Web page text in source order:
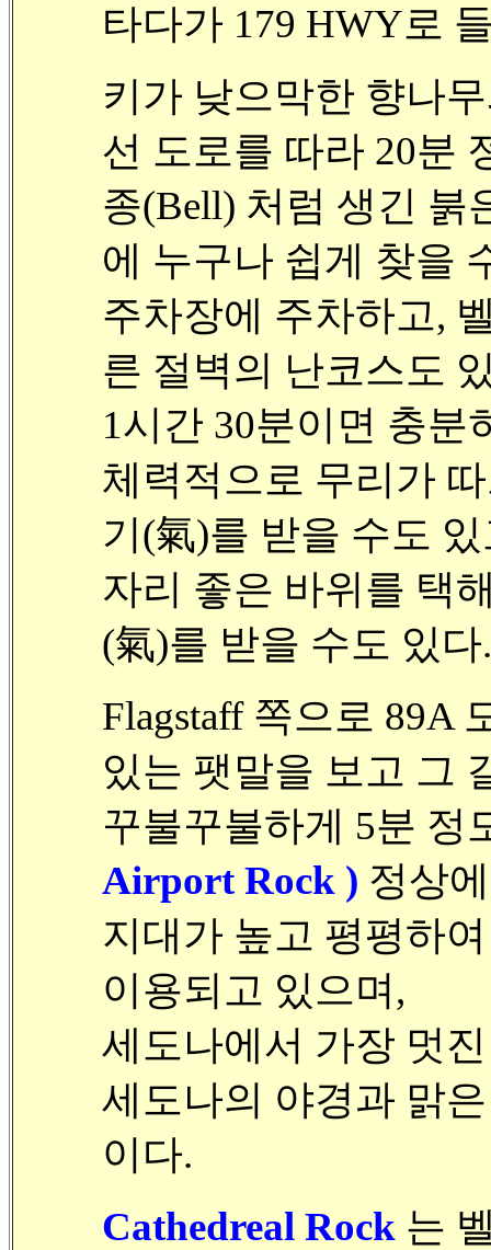
타다가 179 HWY로
키가 낮으막한 향나
선 도로를 따라 20분
종(Bell) 처럼 생긴 붉
에 누구나 쉽게 찾을
주차장에 주차하고,
른 절벽의 난코스도
1시간 30분이면 충분
체력적으로 무리가
기(氣)를 받을 수도 있
자리 좋은 바위를 택
(氣)를 받을 수도 있
Flagstaff 쪽으로 89A
있는 팻말을 보고 그
꾸불꾸불하게 5분 정
Airport Rock ) 정상
지대가 높고 평평하
이용되고 있으며,
세도나에서 가장 멋
세도나의 야경과 맑
이다.
Cathedreal Rock 는